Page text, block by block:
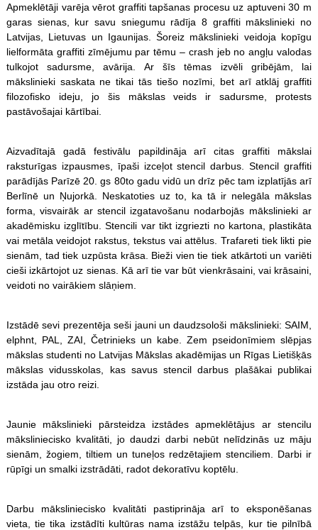
Apmeklētāji varēja vērot graffiti tapšanas procesu uz aptuveni 30 m
garas sienas, kur savu sniegumu rādīja 8 graffiti mākslinieki no
Latvijas, Lietuvas un Igaunijas. Šoreiz mākslinieki veidoja kopīgu
lielformāta graffiti zīmējumu par tēmu – crash jeb no angļu valodas
tulkojot sadursme, avārija. Ar šīs tēmas izvēli gribējām, lai
mākslinieki saskata ne tikai tās tiešo nozīmi, bet arī atklāj graffiti
filozofisko ideju, jo šis mākslas veids ir sadursme, protests
pastāvošajai kārtībai.
Aizvadītajā gadā festivālu papildināja arī citas graffiti mākslai
raksturīgas izpausmes, īpaši izceļot stencil darbus. Stencil graffiti
parādījās Parīzē 20. gs 80to gadu vidū un drīz pēc tam izplatījās arī
Berlīnē un Ņujorkā. Neskatoties uz to, ka tā ir nelegāla mākslas
forma, visvairāk ar stencil izgatavošanu nodarbojās mākslinieki ar
akadēmisku izglītību. Stencili var tikt izgriezti no kartona, plastikāta
vai metāla veidojot rakstus, tekstus vai attēlus. Trafareti tiek likti pie
sienām, tad tiek uzpūsta krāsa. Bieži vien tie tiek atkārtoti un variēti
cieši izkārtojot uz sienas. Kā arī tie var būt vienkrāsaini, vai krāsaini,
veidoti no vairākiem slāņiem.
Izstādē sevi prezentēja seši jauni un daudzsološi mākslinieki: SAIM,
elphnt, PAL, ZAI, Četrinieks un kabe. Zem pseidonīmiem slēpjas
mākslas studenti no Latvijas Mākslas akadēmijas un Rīgas Lietišķās
mākslas vidusskolas, kas savus stencil darbus plašākai publikai
izstāda jau otro reizi.
Jaunie mākslinieki pārsteidza izstādes apmeklētājus ar stencilu
māksliniecisko kvalitāti, jo daudzi darbi nebūt nelīdzinās uz māju
sienām, žogiem, tiltiem un tuneļos redzētajiem stenciliem. Darbi ir
rūpīgi un smalki izstrādāti, radot dekoratīvu koptēlu.
Darbu māksliniecisko kvalitāti pastiprināja arī to eksponēšanas
vieta, tie tika izstādīti kultūras nama izstāžu telpās, kur tie pilnībā